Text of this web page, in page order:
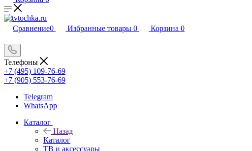
Сравнение0 Избранные товары 0 Корзина 0
Телефоны
+7 (495) 109-76-69
+7 (905) 553-76-69
Telegram
WhatsApp
Каталог
Назад
Каталог
ТВ и аксессуары